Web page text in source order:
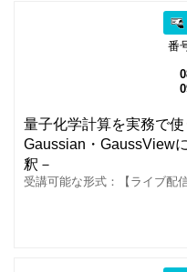
番
量子化学計算を実務で
Gaussian・GaussView
釈－
受講可能な形式：【ライブ配